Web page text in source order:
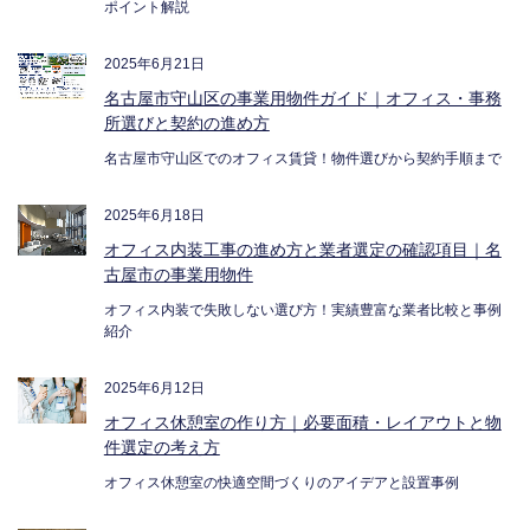
ポイント解説
2025年6月21日
名古屋市守山区の事業用物件ガイド｜オフィス・事務
所選びと契約の進め方
名古屋市守山区でのオフィス賃貸！物件選びから契約手順まで
2025年6月18日
オフィス内装工事の進め方と業者選定の確認項目｜名
古屋市の事業用物件
オフィス内装で失敗しない選び方！実績豊富な業者比較と事例
紹介
2025年6月12日
オフィス休憩室の作り方｜必要面積・レイアウトと物
件選定の考え方
オフィス休憩室の快適空間づくりのアイデアと設置事例